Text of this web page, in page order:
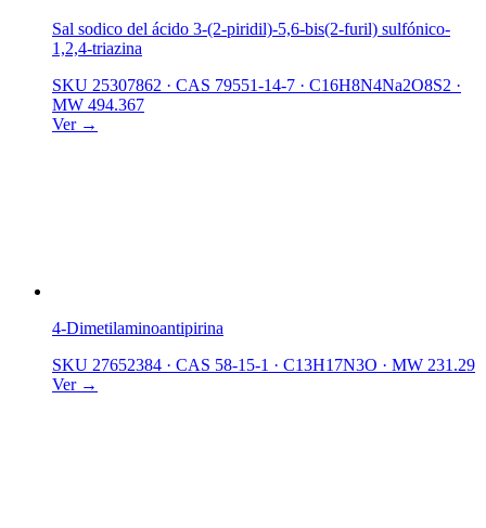
Sal sodico del ácido 3-(2-piridil)-5,6-bis(2-furil) sulfónico-
1,2,4-triazina
SKU 25307862 · CAS 79551-14-7 · C16H8N4Na2O8S2 ·
MW 494.367
Ver →
4-Dimetilaminoantipirina
SKU 27652384 · CAS 58-15-1 · C13H17N3O · MW 231.29
Ver →